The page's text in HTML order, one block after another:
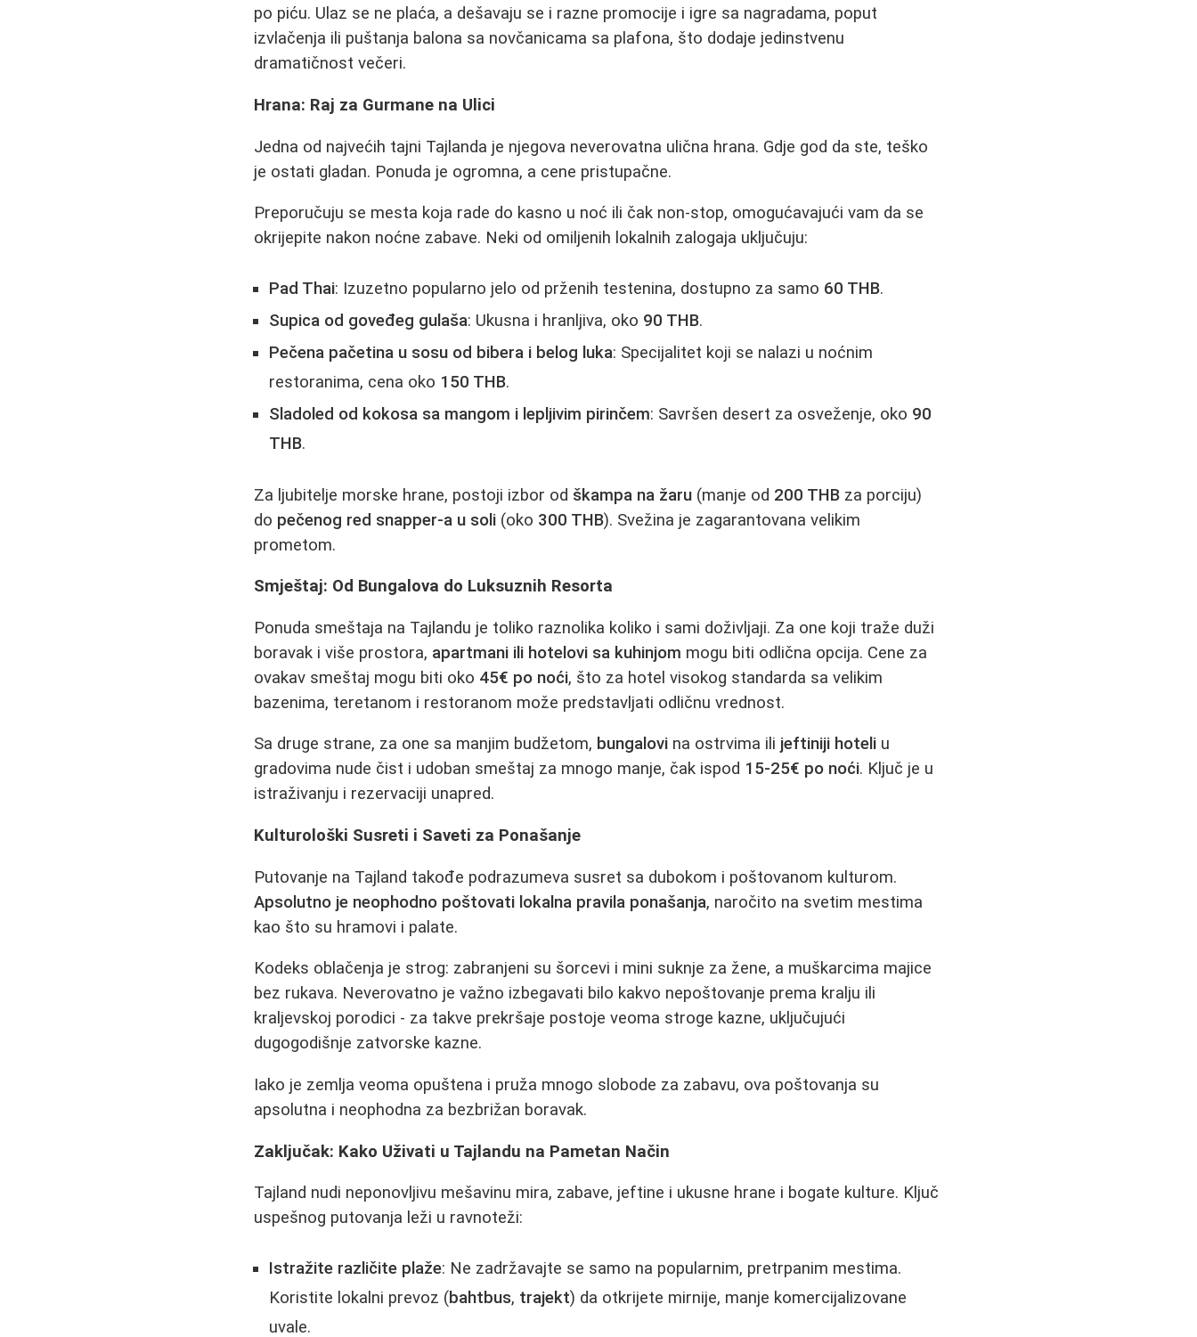
po piću. Ulaz se ne plaća, a dešavaju se i razne promocije i igre sa nagradama, poput
izvlačenja ili puštanja balona sa novčanicama sa plafona, što dodaje jedinstvenu
dramatičnost večeri.
Hrana: Raj za Gurmane na Ulici
Jedna od najvećih tajni Tajlanda je njegova neverovatna ulična hrana. Gdje god da ste, teško
je ostati gladan. Ponuda je ogromna, a cene pristupačne.
Preporučuju se mesta koja rade do kasno u noć ili čak non-stop, omogućavajući vam da se
okrijepite nakon noćne zabave. Neki od omiljenih lokalnih zalogaja uključuju:
Pad Thai: Izuzetno popularno jelo od prženih testenina, dostupno za samo 60 THB.
Supica od goveđeg gulaša: Ukusna i hranljiva, oko 90 THB.
Pečena pačetina u sosu od bibera i belog luka: Specijalitet koji se nalazi u noćnim
restoranima, cena oko 150 THB.
Sladoled od kokosa sa mangom i lepljivim pirinčem: Savršen desert za osveženje, oko 90
THB.
Za ljubitelje morske hrane, postoji izbor od škampa na žaru (manje od 200 THB za porciju)
do pečenog red snapper-a u soli (oko 300 THB). Svežina je zagarantovana velikim
prometom.
Smještaj: Od Bungalova do Luksuznih Resorta
Ponuda smeštaja na Tajlandu je toliko raznolika koliko i sami doživljaji. Za one koji traže duži
boravak i više prostora, apartmani ili hotelovi sa kuhinjom mogu biti odlična opcija. Cene za
ovakav smeštaj mogu biti oko 45€ po noći, što za hotel visokog standarda sa velikim
bazenima, teretanom i restoranom može predstavljati odličnu vrednost.
Sa druge strane, za one sa manjim budžetom, bungalovi na ostrvima ili jeftiniji hoteli u
gradovima nude čist i udoban smeštaj za mnogo manje, čak ispod 15-25€ po noći. Ključ je u
istraživanju i rezervaciji unapred.
Kulturološki Susreti i Saveti za Ponašanje
Putovanje na Tajland takođe podrazumeva susret sa dubokom i poštovanom kulturom.
Apsolutno je neophodno poštovati lokalna pravila ponašanja, naročito na svetim mestima
kao što su hramovi i palate.
Kodeks oblačenja je strog: zabranjeni su šorcevi i mini suknje za žene, a muškarcima majice
bez rukava. Neverovatno je važno izbegavati bilo kakvo nepoštovanje prema kralju ili
kraljevskoj porodici - za takve prekršaje postoje veoma stroge kazne, uključujući
dugogodišnje zatvorske kazne.
Iako je zemlja veoma opuštena i pruža mnogo slobode za zabavu, ova poštovanja su
apsolutna i neophodna za bezbrižan boravak.
Zaključak: Kako Uživati u Tajlandu na Pametan Način
Tajland nudi neponovljivu mešavinu mira, zabave, jeftine i ukusne hrane i bogate kulture. Ključ
uspešnog putovanja leži u ravnoteži:
Istražite različite plaže: Ne zadržavajte se samo na popularnim, pretrpanim mestima.
Koristite lokalni prevoz (bahtbus, trajekt) da otkrijete mirnije, manje komercijalizovane
uvale.